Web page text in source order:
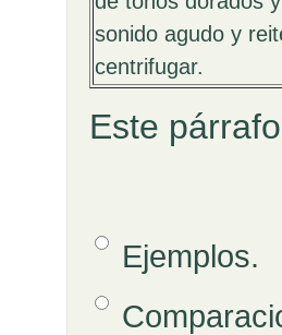
sonido agudo y
centrifugar.
Este
Respuestas
Opción 1Ejemplos.
Opción 2